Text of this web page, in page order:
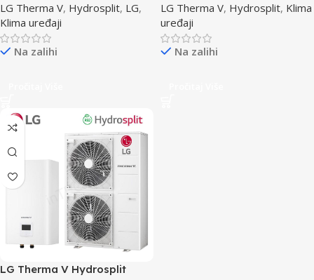
LG Therma V, Hydrosplit, LG,
Klima uređaji
Na zalihi
LG Therma V, Hydrosplit, Klima
uređaji
Na zalihi
LG Therma V Hydrosplit